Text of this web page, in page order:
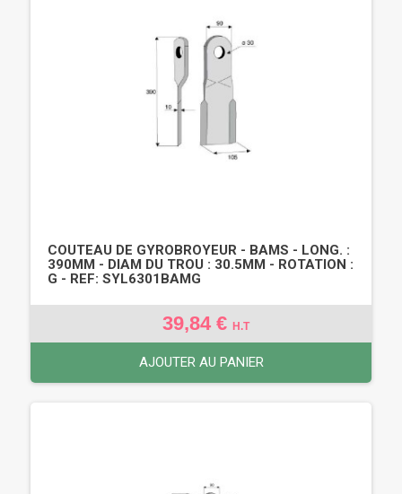
COUTEAU DE GYROBROYEUR - BAMS - LONG. :
390MM - DIAM DU TROU : 30.5MM - ROTATION :
G - REF: SYL6301BAMG
39,84 € H.T
AJOUTER AU PANIER